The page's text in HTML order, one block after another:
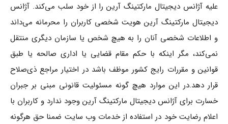
علیه آژانس دیجیتال مارکتینگ آرین را از خود سلب می‌کند. آژانس
دیجیتال مارکتینگ آرین هویت شخصی کاربران را محرمانه می‌داند
و اطلاعات شخصی آنان را به هیچ شخص یا سازمان دیگری منتقل
نمی‌کند، مگر اینکه با حکم مقام قضایی یا اداری صالحه یا طبق
قوانین و مقررات رایج کشور موظف باشد در اختیار مراجع ذی‌صلاح
قرار دهد.در این موارد هیچ گونه مسئولیت قانونی مبنی بر جبران
خسارت برای آژانس دیجیتال مارکتینگ آرین وجود ندارد و کاربران با
اعلام رضایت خود در استفاده از خدمات وب سایت ضمنا حق هرگونه